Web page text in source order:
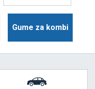
Gume za kombi